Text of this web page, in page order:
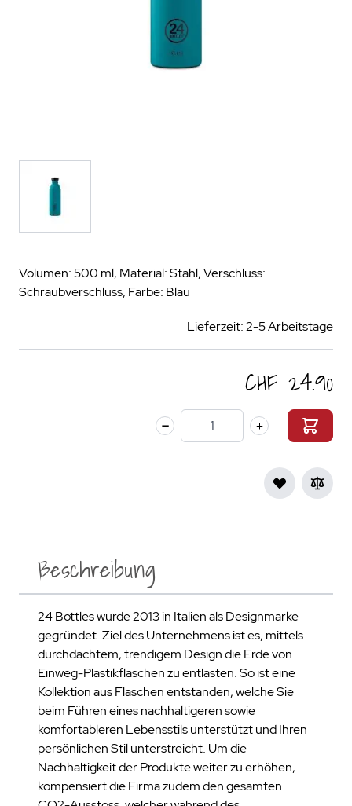
Volumen: 500 ml, Material: Stahl, Verschluss:
Schraubverschluss, Farbe: Blau
Lieferzeit: 2-5 Arbeitstage
CHF 24.90
Menge
Beschreibung
24 Bottles wurde 2013 in Italien als Designmarke
gegründet. Ziel des Unternehmens ist es, mittels
durchdachtem, trendigem Design die Erde von
Einweg-Plastikflaschen zu entlasten. So ist eine
Kollektion aus Flaschen entstanden, welche Sie
beim Führen eines nachhaltigeren sowie
komfortableren Lebensstils unterstützt und Ihren
persönlichen Stil unterstreicht. Um die
Nachhaltigkeit der Produkte weiter zu erhöhen,
kompensiert die Firma zudem den gesamten